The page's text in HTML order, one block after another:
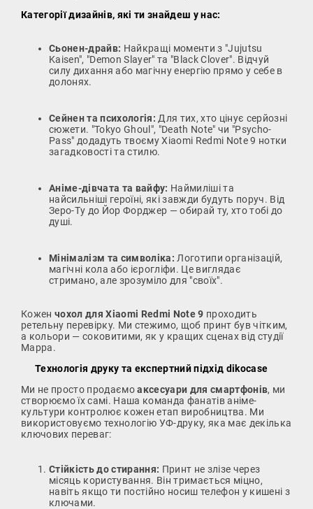
Категорії дизайнів, які ти знайдеш у нас:
Сьонен-драйв: Найкращі моменти з "Jujutsu
Kaisen", "Demon Slayer" та "Black Clover". Відчуй
силу дихання або магічну енергію прямо у себе в
долонях.
Сейнен та психологія: Для тих, хто цінує серйозні
сюжети. "Tokyo Ghoul", "Death Note" чи "Psycho-
Pass" додадуть твоєму Xiaomi Redmi Note 9 нотки
загадковості та стилю.
Аніме-дівчата та вайфу: Наймиліші та
найсильніші героїні, які завжди будуть поруч. Від
Зеро-Ту до Йор Форджер — обирай ту, хто тобі до
душі.
Мінімалізм та символіка: Логотипи організацій,
магічні кола або ієрогліфи. Це виглядає
стримано, але зрозуміло для "своїх".
Кожен чохол для Xiaomi Redmi Note 9 проходить
ретельну перевірку. Ми стежимо, щоб принт був чітким,
а кольори — соковитими, як у кращих сценах від студії
Mappa.
Технологія друку та експертний підхід dikocase
Ми не просто продаємоаксесуари для смартфонів, ми
створюємо їх самі. Наша команда фанатів аніме-
культури контролює кожен етап виробництва. Ми
використовуємо технологію УФ-друку, яка має декілька
ключових переваг:
Стійкість до стирання: Принт не злізе через
місяць користування. Він тримається міцно,
навіть якщо ти постійно носиш телефон у кишені з
ключами.